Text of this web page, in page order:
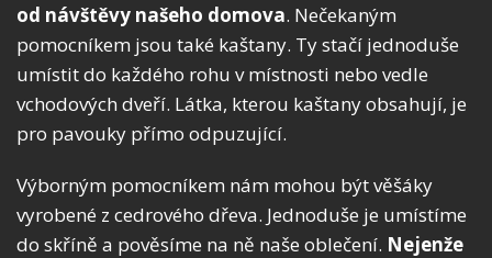
od návštěvy našeho domova. Nečekaným
pomocníkem jsou také kaštany. Ty stačí jednoduše
umístit do každého rohu v místnosti nebo vedle
vchodových dveří. Látka, kterou kaštany obsahují, je
pro pavouky přímo odpuzující.
Výborným pomocníkem nám mohou být věšáky
vyrobené z cedrového dřeva. Jednoduše je umístíme
do skříně a pověsíme na ně naše oblečení. Nejenže